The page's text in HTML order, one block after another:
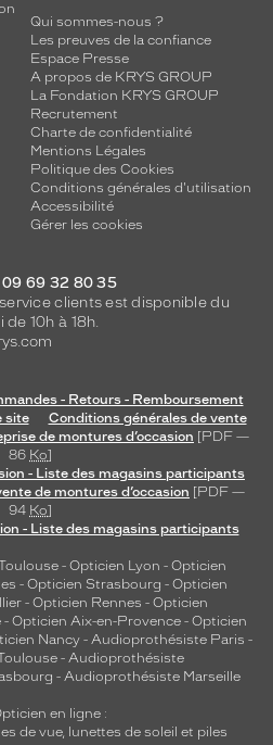
Qui sommes-nous ?
Les preuves de la confiance
Espace Presse
A propos de KRYS GROUP
La Fondation KRYS GROUP
Recrutement
Charte de confidentialité
Mentions Légales
Politique des Cookies
Conditions générales d'utilisation
Accessibilité
Gérer les cookies
09 69 32 80 35
clients est disponible du
de 10h à 18h.
- Retours - Remboursement
site
Conditions générales de vente
de montures d’occasion [PDF —
86 Ko]
- Liste des magasins participants
de montures d’occasion [PDF —
94 Ko]
- Liste des magasins participants
- Opticien Lyon - Opticien
- Opticien Strasbourg - Opticien
- Opticien Rennes - Opticien
- Opticien Aix-en-Provence - Opticien
Nancy - Audioprothésiste Paris -
- Audioprothésiste
- Audioprothésiste Marseille
en ligne :
de vue, lunettes de soleil et piles